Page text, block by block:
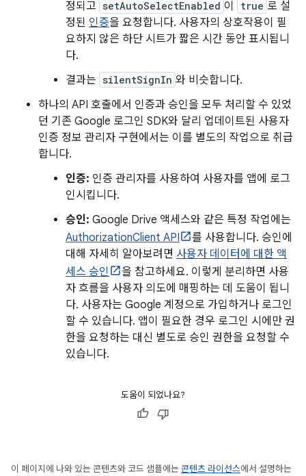
정되고 setAutoSelectEnabled 이 true 로 설
정된 인증을 요청합니다. 사용자의 상호작용이 필
요하지 않은 하단 시트가 짧은 시간 동안 표시됩니
다.
결과는 silentSignIn 와 비슷합니다.
하나의 API 호출에서 인증과 승인을 모두 처리할 수 있었
던 기존 Google 로그인 SDK와 달리 업데이트된 사용자
인증 정보 관리자 구현에서는 이를 별도의 작업으로 취급
합니다.
인증: 인증 관리자를 사용하여 사용자를 앱에 로그
인시킵니다.
승인: Google Drive 액세스와 같은 특정 작업에는
AuthorizationClient API
를 사용합니다. 승인에
대해 자세히 알아보려면 사용자 데이터에 대한 액
세스 승인
을 참고하세요. 이렇게 분리하면 사용
자 흐름을 사용자 의도에 매핑하는 데 도움이 됩니
다. 사용자는 Google 계정으로 가입하거나 로그인
할 수 있습니다. 앱이 필요한 경우 로그인 시에만 권
한을 요청하는 대신 별도로 승인 권한을 요청할 수
있습니다.
도움이 되었나요?
이 페이지에 나와 있는 콘텐츠와 코드 샘플에는 콘텐츠 라이선스에서 설명하는